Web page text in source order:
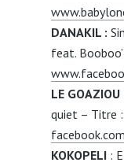
DANAKIL :
feat.
LE GOAZIOU
quiet – Titre
KOKOPELI :